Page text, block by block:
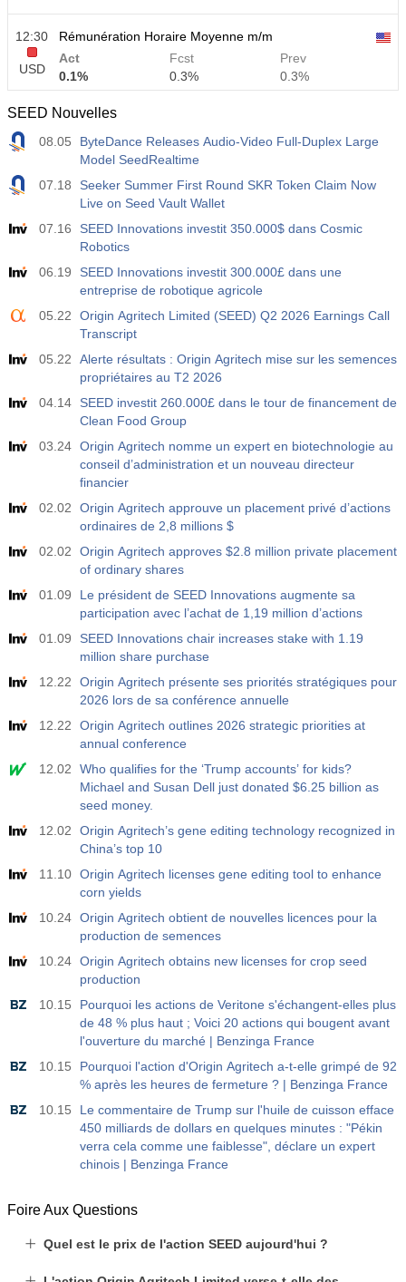
12:30
USD
Rémunération Horaire Moyenne m/m
Act
0.1%
Fcst
0.3%
Prev
0.3%
12:30
USD
Rémunération Horaire Moyenne a/a
Act
3.2%
Fcst
3.5%
Prev
USD
Masses Salariales Privées Non-Agricoles
Act
30 K
Fcst
Prev
USD
Taux de Chômage U6
Act
7.9%
Fcst
Prev
USD
Baker Hughes Nombre de plates-formes pétrolières
américaines
Act
Fcst
Prev
USD
Baker Hughes Nombre total de plates-formes aux
États-Unis
Act
588
Fcst
Prev
USD
Crédit à la consommation de la Réserve Fédérale
Fcst
Prev
Fcst
CFTC
112.4 K
Fcst
Prev
CFTC S&amp;P 500 Positions nettes non
commerciales
SEED Nouvelles
08.05
ByteDance Releases Audio-Video Full-Duplex Large
Model SeedRealtime
07.18
Seeker Summer First Round SKR Token Claim Now
Live on Seed Vault Wallet
07.16
SEED Innovations investit 350.000$ dans Cosmic
Robotics
06.19
SEED Innovations investit 300.000£ dans une
entreprise de robotique agricole
05.22
Origin Agritech Limited (SEED) Q2 2026 Earnings Call
Transcript
05.22
Alerte résultats : Origin Agritech mise sur les semences
propriétaires au T2 2026
04.14
SEED investit 260.000£ dans le tour de financement de
Clean Food Group
03.24 Origin Agritech nomme un expert en biotechnologie au
conseil d’administration et un nouveau directeur
financier
02.02
Origin Agritech approuve un placement privé d’actions
ordinaires de 2,8 millions $
02.02
Origin Agritech approves $2.8 million private placement
of ordinary shares
01.09
Le président de SEED Innovations augmente sa
participation avec l’achat de 1,19 million d’actions
01.09
SEED Innovations chair increases stake with 1.19
million share purchase
12.22
Origin Agritech présente ses priorités stratégiques pour
2026 lors de sa conférence annuelle
12.22
Origin Agritech outlines 2026 strategic priorities at
annual conference
12.02
Who qualifies for the ‘Trump accounts’ for kids?
Michael and Susan Dell just donated $6.25 billion as
seed money.
12.02
Origin Agritech’s gene editing technology recognized in
China’s top 10
11.10 Origin Agritech licenses gene editing tool to enhance
corn yields
10.24 Origin Agritech obtient de nouvelles licences pour la
production de semences
10.24 Origin Agritech obtains new licenses for crop seed
production
10.15
Pourquoi les actions de Veritone s'échangent-elles plus
de 48 % plus haut ; Voici 20 actions qui bougent avant
l'ouverture du marché | Benzinga France
10.15
Pourquoi l'action d'Origin Agritech a-t-elle grimpé de 92
% après les heures de fermeture ? | Benzinga France
10.15
Le commentaire de Trump sur l'huile de cuisson efface
450 milliards de dollars en quelques minutes : "Pékin
verra cela comme une faiblesse", déclare un expert
chinois | Benzinga France
Foire Aux Questions
Quel est le prix de l'action SEED aujourd'hui ?